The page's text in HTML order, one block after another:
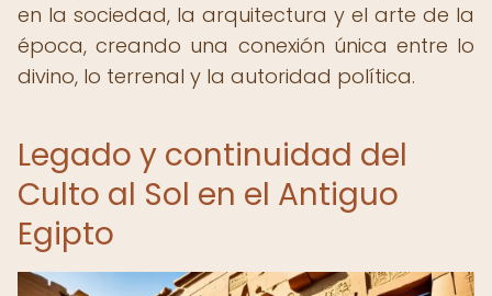
en la sociedad, la arquitectura y el arte de la
época, creando una conexión única entre lo
divino, lo terrenal y la autoridad política.
Legado y continuidad del
Culto al Sol en el Antiguo
Egipto